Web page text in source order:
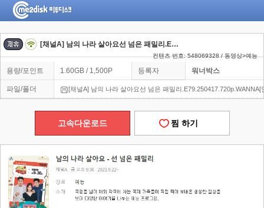
[채널A] 남의 나라 살아요선 넘은 패밀리.E79.250417.720p.WANNA[안정환, 이혜원]
컨텐츠 번호: 548069328 / 동영상>예능
용량/포인트 1.60GB / 1,500P 등록자 워너박스
파일/폴더 [채널A] 남의 나라 살아요선 넘은 패밀리.E79.250417.720p.WANNA[
고속다운로드 찜 하기